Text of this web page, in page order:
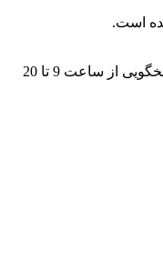
است.
از ساعت 9 تا 20